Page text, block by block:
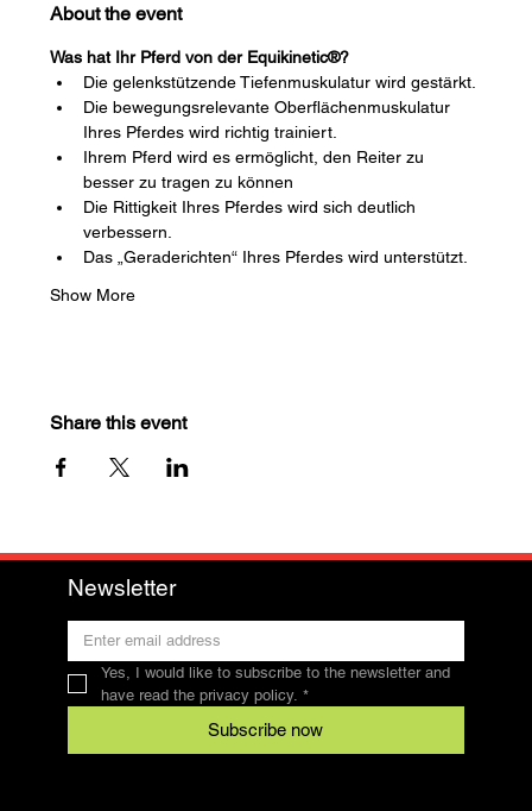
About the event
Was hat Ihr Pferd von der Equikinetic®?
Die gelenkstützende Tiefenmuskulatur wird gestärkt.
Die bewegungsrelevante Oberflächenmuskulatur
Ihres Pferdes wird richtig trainiert.
Ihrem Pferd wird es ermöglicht, den Reiter zu
besser zu tragen zu können
Die Rittigkeit Ihres Pferdes wird sich deutlich
verbessern.
Das „Geraderichten“ Ihres Pferdes wird unterstützt.
Show More
Share this event
Newsletter
Yes, I would like to subscribe to the newsletter and
have read the privacy policy. *
Subscribe now